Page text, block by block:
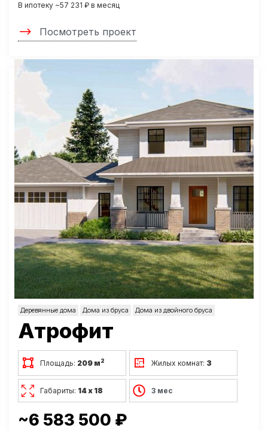
В ипотеку ~57 231 ₽ в месяц
Посмотреть проект
Деревянные дома Дома из бруса Дома из двойного бруса
Атрофит
Площадь: 209 м2 Жилых комнат: 3
Габариты: 14 х 18 3 мес
~6 583 500 ₽